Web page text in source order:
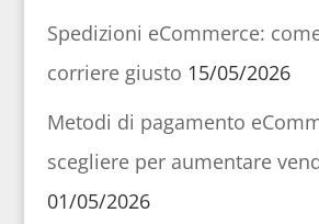
Spedizioni eCommerce:
corriere giusto 15/05/2026
Metodi di pagamento
scegliere per aumentare
01/05/2026